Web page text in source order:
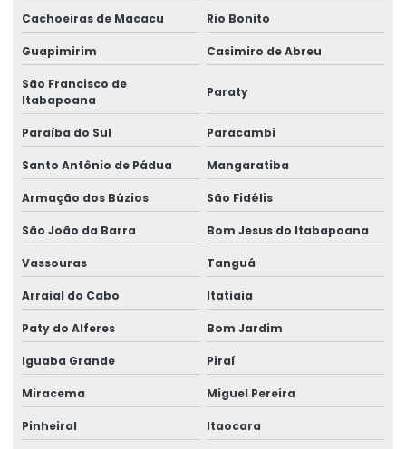
Lacre de garantia void
Lacre de papel
Lacre de segurança adesivo
Lacre de segurança casca de ovo
Lacre de segurança void
Lacre void
Lacre void holográfico
Lacre void personalizado
Lacres void
Selo casca de ovo
Selo de garantia casca de ovo
Cachoeiras de Macacu Rio Bonito
Guapimirim Casimiro de Abreu
São Francisco de
Itabapoana
Paraty
Paraíba do Sul Paracambi
Santo Antônio de Pádua Mangaratiba
Armação dos Búzios São Fidélis
São João da Barra Bom Jesus do Itabapoana
Vassouras Tanguá
Arraial do Cabo Itatiaia
Paty do Alferes Bom Jardim
Iguaba Grande Piraí
Miracema Miguel Pereira
Pinheiral Itaocara